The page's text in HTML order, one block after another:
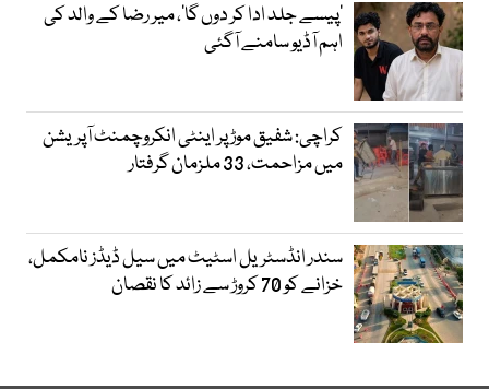
’پیسے جلد ادا کر دوں گا‘، میر رضا کے والد کی
اہم آڈیو سامنے آگئی
کراچی: شفیق موڑ پر اینٹی انکروچمنٹ آپریشن
میں مزاحمت، 33 ملزمان گرفتار
سندر انڈسٹریل اسٹیٹ میں سیل ڈیڈز نامکمل،
خزانے کو 70 کروڑ سے زائد کا نقصان